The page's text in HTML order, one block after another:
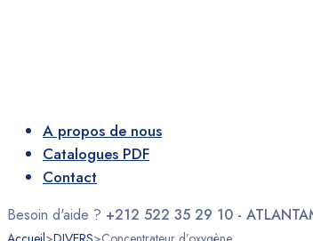
A propos de nous
Catalogues PDF
Contact
Besoin d'aide ? +212 522 35 29 10 -